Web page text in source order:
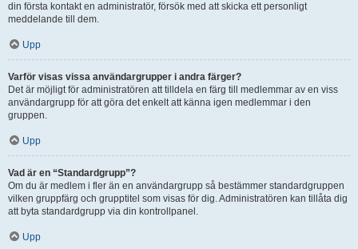
din första kontakt en administratör, försök med att skicka ett personligt
meddelande till dem.
Upp
Varför visas vissa användargrupper i andra färger?
Det är möjligt för administratören att tilldela en färg till medlemmar av en viss
användargrupp för att göra det enkelt att känna igen medlemmar i den
gruppen.
Upp
Vad är en “Standardgrupp”?
Om du är medlem i fler än en användargrupp så bestämmer standardgruppen
vilken gruppfärg och grupptitel som visas för dig. Administratören kan tillåta dig
att byta standardgrupp via din kontrollpanel.
Upp